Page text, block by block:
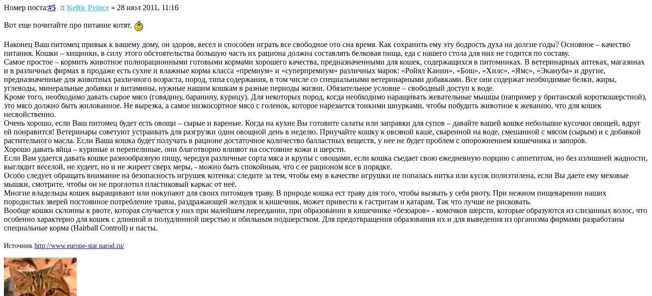
Номер поста:#5 Keltic Prince » 28 июл 2011, 11:16
Вот еще почитайте про питание котят.
Наконец Ваш питомец привык к вашему дому, он здоров, весел и способен играть все свободное ото сна время. Как сохранить ему эту бодрость духа на долгие годы? Основное – качество
питания. Кошки – хищники, в силу этого обстоятельства большую часть их рациона должна составлять белковая пища, еда с нашего стола для них не годится по составу.
Самое простое – кормить животное полнорационными готовыми кормами хорошего качества, предназначенными для кошек, содержащихся в питомниках. В ветеринарных аптеках, магазинах
и в различных фирмах в продаже есть сухие и влажные корма класса «премиум» и «суперпремиум» различных марок: «Ройял Канин», «Бош», «Хилс», «Ямс», «Экануба» и другие,
предназначенные для животных различного возраста, пород, типа содержания, в том числе со специальными ветеринарными добавками. Все они содержат необходимые белки, жиры,
углеводы, минеральные добавки и витамины, нужные нашим кошкам в разные периоды жизни. Обязательное условие – свободный доступ к воде.
Кроме того, необходимо давать сырое мясо (говядину, баранину, курицу). Для некоторых пород, когда необходимо наращивать жевательные мышцы (например у британской короткошерстной),
это мясо должно быть жилованное. Не вырезка, а самое низкосортное мясо с голенок, которое нарезается тонкими шнурками, чтобы побудить животное к жеванию, что для кошек
несвойственно.
Очень хорошо, если Ваш питомец будет есть овощи – сырые и вареные. Когда на кухне Вы готовите салаты или заправки для супов – давайте вашей кошке небольшие кусочки овощей, вдруг
ей понравится! Ветеринары советуют устраивать для разгрузки один овощной день в неделю. Приучайте кошку к овсяной каше, сваренной на воде, смешанной с мясом (сырым) и с добавкой
растительного масла. Если Ваша кошка будет получать в рационе достаточное количество балластных веществ, у нее не будет проблем с опорожнением кишечника и запоров.
Хорошо давать яйца – куриные и перепелиные, они благотворно влияют на состояние кожи и шерсти.
Если Вам удается давать кошке разнообразную пищу, чередуя различные сорта мяса и крупы с овощами, если кошка съедает свою ежедневную порцию с аппетитом, но без излишней жадности,
выглядит веселой, не худеет, но и не жиреет сверх меры, - можно быть спокойным, что с ее рационом все в порядке.
Особо следует обращать внимание на безопасность игрушек котенка: следите за тем, чтобы ему в качестве игрушки не попалась нитка или кусок полиэтилена, если Вы даете ему меховые
мышки, смотрите, чтобы он не проглотил пластиковый каркас от неё.
Многие владельцы кошек выращивают или покупают для своих питомцев траву. В природе кошка ест траву для того, чтобы вызвать у себя рвоту. При нежном пищеварении наших
породистых зверей постоянное потребление травы, раздражающей желудок и кишечник, может привести к гастритам и катарам. Так что лучше не рисковать.
Вообще кошки склонны к рвоте, которая случается у них при малейшем переедании, при образовании в кишечнике «безоаров» - комочков шерсти, которые образуются из слизанных волос, что
особенно характерно для кошек с длинной и полудлинной шерстью и обильным подшерстком. Для предотвращения образования их и для выведения из организма фирмами разработаны
специальные корма (Hairball Controll) и пасты.
Источник http://www.europe-star.narod.ru/